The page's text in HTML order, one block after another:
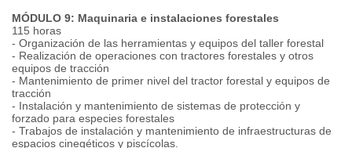
MÓDULO 9: Maquinaria e instalaciones forestales
115 horas
- Organización de las herramientas y equipos del taller forestal
- Realización de operaciones con tractores forestales y otros
equipos de tracción
- Mantenimiento de primer nivel del tractor forestal y equipos de
tracción
- Instalación y mantenimiento de sistemas de protección y
forzado para especies forestales
- Trabajos de instalación y mantenimiento de infraestructuras de
espacios cinegéticos y piscícolas.